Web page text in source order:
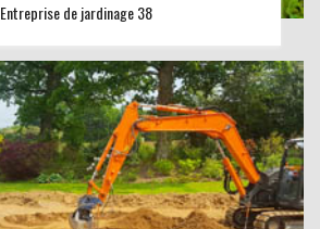
Entreprise de jardinage 38